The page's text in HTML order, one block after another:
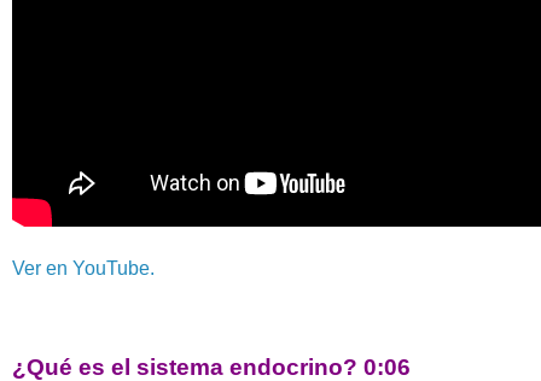
Ver en YouTube.
¿Qué es el sistema endocrino? 0:06